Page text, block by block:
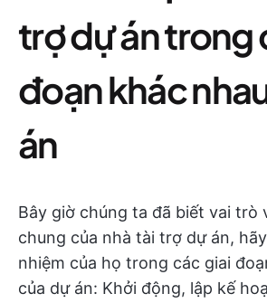
trợ dự án trong
đoạn khác
án
Bây giờ chúng ta đã biết vai trò
chung của nhà tài trợ dự án,
nhiệm của họ trong các giai
của dự án: Khởi động, lập kế